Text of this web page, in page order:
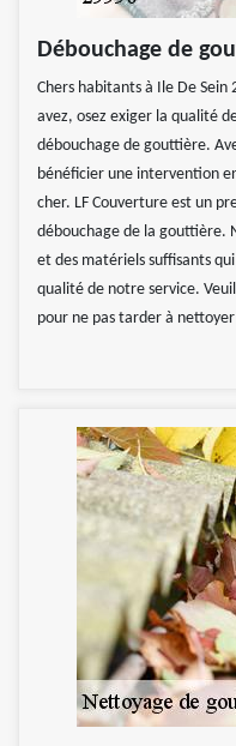
Débouchage de
Chers habitants à Ile De
avez, osez exiger la qualité
débouchage de gouttière.
bénéficier une intervention
cher. LF Couverture est un
débouchage de la gouttière.
et des matériels suffisants
qualité de notre service.
pour ne pas tarder à